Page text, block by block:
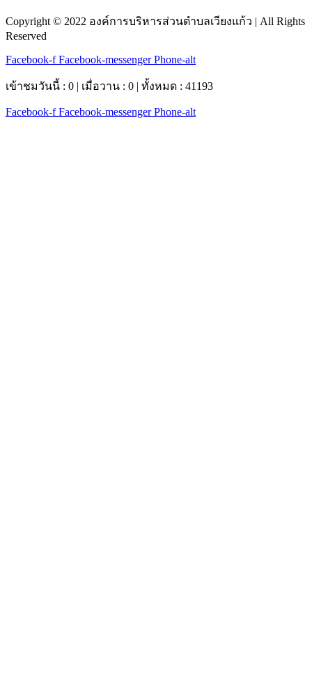
Copyright © 2022 องค์การบริหารส่วนตำบลเวียงแก้ว | All Rights
Reserved
Facebook-f Facebook-messenger Phone-alt
เข้าชมวันนี้ : 0 | เมื่อวาน : 0 | ทั้งหมด : 41193
Facebook-f Facebook-messenger Phone-alt